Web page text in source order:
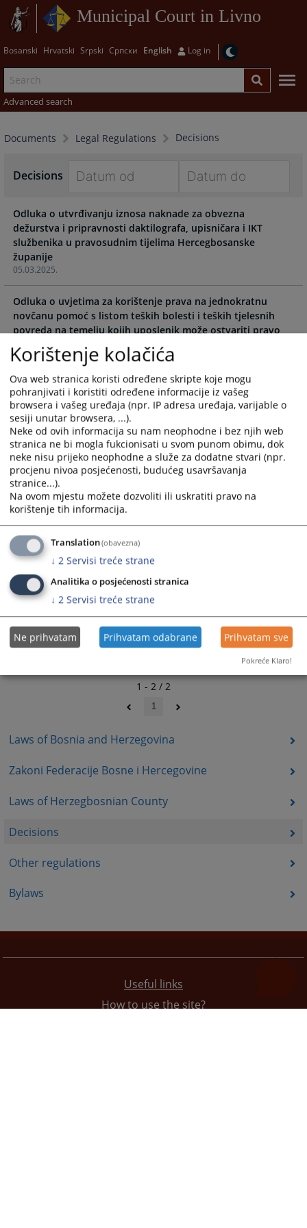
Municipal Court in Livno
Bosanski Hrvatski Srpski Српски English Log in
Advanced search
Documents Legal Regulations Decisions
Laws of Bosnia and Herzegovina
Zakoni Federacije Bosne i Hercegovine
Laws of Herzegbosnian County
Decisions
Other regulations
Bylaws
Decisions
forward
to
interact
calendar
and
select
a
date.
Press
the
question
mark
key
to
get
the
shortcuts
for
changing
dates.
forward
to
interact
calendar
and
select
a
the
question
mark
key
to
get
the
shortcuts
changing
05.03.2025.
Odluka o utvrđivanju iznosa naknade za obvezna
dežurstva i pripravnosti daktilografa, upisničara i IKT
službenika u pravosudnim tijelima Hercegbosanske
županije
30.01.2023.
Odluka o uvjetima za korištenje prava na jednokratnu
novčanu pomoć s listom teških bolesti i teških tjelesnih
povreda na temelju kojih uposlenik može ostvariti pravo
na jednokratnu novčanu pomoć
1 - 2 / 2
1
Useful links
How to use the site?
Korištenje kolačića
Ova web stranica koristi određene skripte koje mogu
pohranjivati i koristiti određene informacije iz vašeg
browsera i vašeg uređaja (npr. IP adresa uređaja, varijable o
sesiji unutar browsera, ...).
Neke od ovih informacija su nam neophodne i bez njih web
stranica ne bi mogla fukcionisati u svom punom obimu, dok
neke nisu prijeko neophodne a služe za dodatne stvari (npr.
procjenu nivoa posjećenosti, budućeg usavršavanja
stranice...).
Na ovom mjestu možete dozvoliti ili uskratiti pravo na
korištenje tih informacija.
Translation(obavezna)
↓ 2 Servisi treće strane
Analitika o posjećenosti stranica
↓ 2 Servisi treće strane
Ne prihvatam Prihvatam odabrane Prihvatam sve
Pokreće Klaro!